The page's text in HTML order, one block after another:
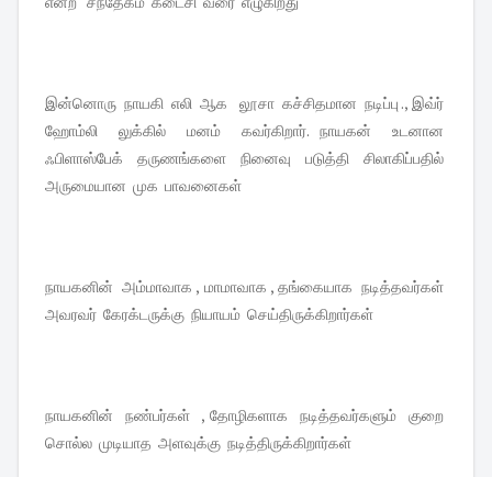
இன்னொரு நாயகி எலி ஆக லூசா கச்சிதமான நடிப்பு ., இவ்ர்
ஹோம்லி லுக்கில் மனம் கவர்கிறார். நாயகன் உடனான
ஃபிளாஸ்பேக் தருணங்களை நினைவு படுத்தி சிலாகிப்பதில்
அருமையான முக பாவனைகள்
நாயகனின் அம்மாவாக , மாமாவாக , தங்கையாக நடித்தவர்கள்
அவரவர் கேரக்டருக்கு நியாயம் செய்திருக்கிறார்கள்
நாயகனின் நண்பர்கள் , தோழிகளாக நடித்தவர்களும் குறை
சொல்ல முடியாத அளவுக்கு நடித்திருக்கிறார்கள்